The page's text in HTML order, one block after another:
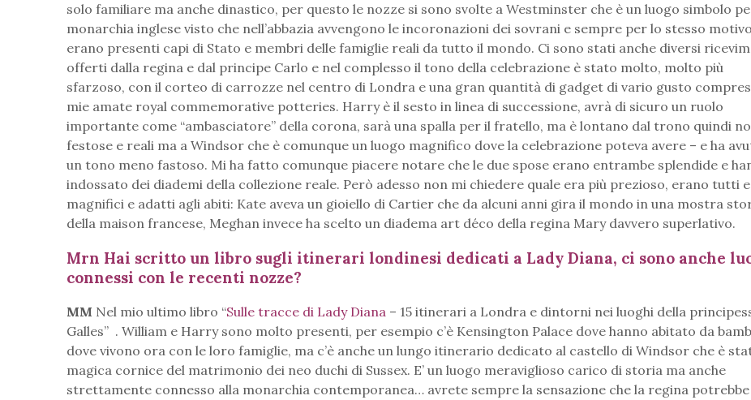
solo familiare ma anche dinastico, per questo le nozze si sono svolte a Westminster che è un luogo simbolo
monarchia inglese visto che nell’abbazia avvengono le incoronazioni dei sovrani e sempre per lo stesso motivo
erano presenti capi di Stato e membri delle famiglie reali da tutto il mondo. Ci sono stati anche diversi
offerti dalla regina e dal principe Carlo e nel complesso il tono della celebrazione è stato molto, molto più
sfarzoso, con il corteo di carrozze nel centro di Londra e una gran quantità di gadget di vario gusto
mie amate royal commemorative potteries. Harry è il sesto in linea di successione, avrà di sicuro un ruolo
importante come “ambasciatore” della corona, sarà una spalla per il fratello, ma è lontano dal trono quindi
festose e reali ma a Windsor che è comunque un luogo magnifico dove la celebrazione poteva avere – e ha
un tono meno fastoso. Mi ha fatto comunque piacere notare che le due spose erano entrambe splendide e
indossato dei diademi della collezione reale. Però adesso non mi chiedere quale era più prezioso, erano tutti
magnifici e adatti agli abiti: Kate aveva un gioiello di Cartier che da alcuni anni gira il mondo in una mostra
della maison francese, Meghan invece ha scelto un diadema art déco della regina Mary davvero superlativo.
Mrn Hai scritto un libro sugli itinerari londinesi dedicati a Lady Diana, ci sono anche
connessi con le recenti nozze?
MM Nel mio ultimo libro “Sulle tracce di Lady Diana – 15 itinerari a Londra e dintorni nei luoghi della
Galles” . William e Harry sono molto presenti, per esempio c’è Kensington Palace dove hanno abitato da
dove vivono ora con le loro famiglie, ma c’è anche un lungo itinerario dedicato al castello di Windsor che è
magica cornice del matrimonio dei neo duchi di Sussex. E’ un luogo meraviglioso carico di storia ma anche
strettamente connesso alla monarchia contemporanea… avrete sempre la sensazione che la regina potrebbe